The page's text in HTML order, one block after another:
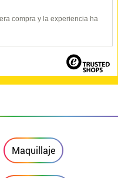
compra y la experiencia ha
Maquillaje